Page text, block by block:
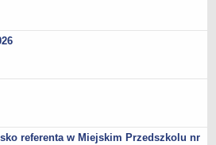
referenta w Miejskim Przedszkolu nr